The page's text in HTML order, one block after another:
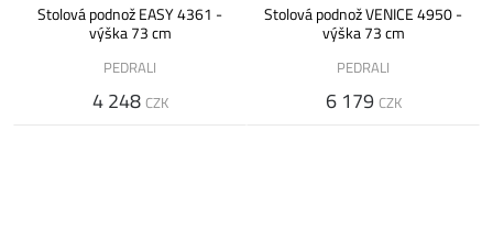
Stolová podnož EASY 4361 -
výška 73 cm
PEDRALI
4 248 CZK
Stolová podnož VENICE 4950 -
výška 73 cm
PEDRALI
6 179 CZK